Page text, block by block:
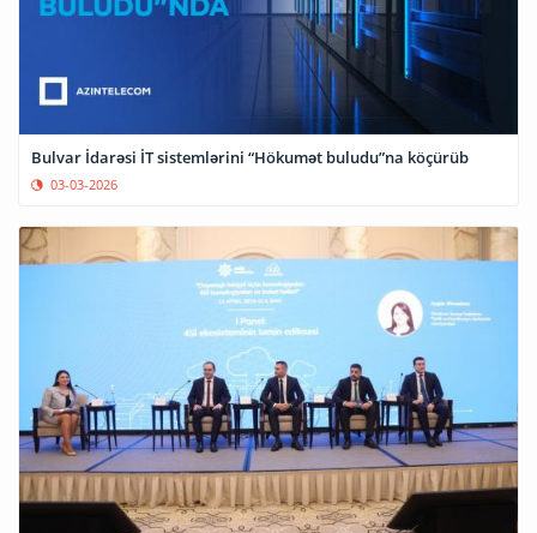
Bulvar İdarəsi İT sistemlərini “Hökumət buludu”na köçürüb
03-03-2026